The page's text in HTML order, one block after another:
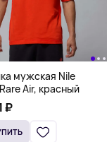
мужская Nile
Air, красный
₽